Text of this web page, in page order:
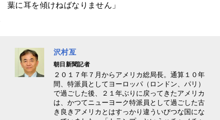
葉に耳を傾けねばなりません」
沢村亙
朝日新聞記者
２０１７年７月からアメリカ総局長。通算１０年
間、特派員としてヨーロッパ（ロンドン、パリ）
で過ごした後、２１年ぶりに戻ってきたアメリカ
は、かつてニューヨーク特派員として過ごした古
き良きアメリカとはすっかり違ういびつな国にな